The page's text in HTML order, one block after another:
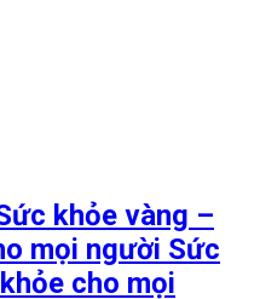
khỏe vàng –
mọi người Sức
cho mọi